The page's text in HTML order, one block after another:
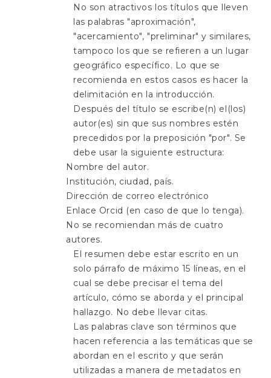
No son atractivos los títulos que lleven
las palabras "aproximación",
"acercamiento", "preliminar" y similares,
tampoco los que se refieren a un lugar
geográfico específico. Lo que se
recomienda en estos casos es hacer la
delimitación en la introducción.
Después del título se escribe(n) el(los)
autor(es) sin que sus nombres estén
precedidos por la preposición "por". Se
debe usar la siguiente estructura:
Nombre del autor.
Institución, ciudad, país.
Dirección de correo electrónico
Enlace Orcid (en caso de que lo tenga).
No se recomiendan más de cuatro
autores.
El resumen debe estar escrito en un
solo párrafo de máximo 15 líneas, en el
cual se debe precisar el tema del
artículo, cómo se aborda y el principal
hallazgo. No debe llevar citas.
Las palabras clave son términos que
hacen referencia a las temáticas que se
abordan en el escrito y que serán
utilizadas a manera de metadatos en